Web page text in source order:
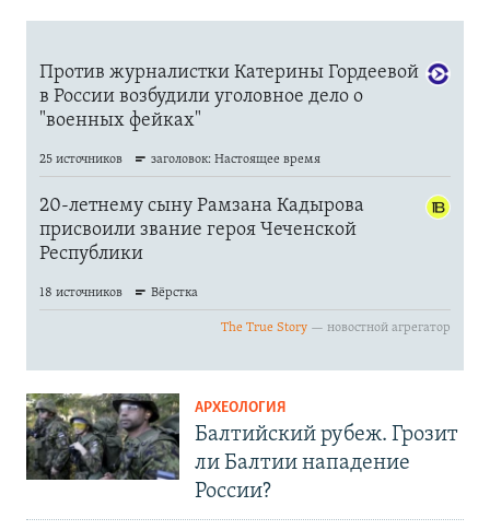
АРХЕОЛОГИЯ
Балтийский рубеж. Грозит
ли Балтии нападение
России?